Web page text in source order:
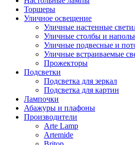
Торшеры
Уличное освещение
Уличные настенные
Уличные столбы и
Уличные подвесные и
Уличные встраиваемые
Прожекторы
Подсветки
Подсветка для зеркал
Подсветка для картин
Лампочки
Абажуры и плафоны
Производители
Arte Lamp
Artemide